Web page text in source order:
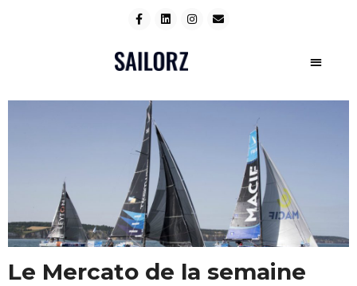
Le Mercato de la semaine